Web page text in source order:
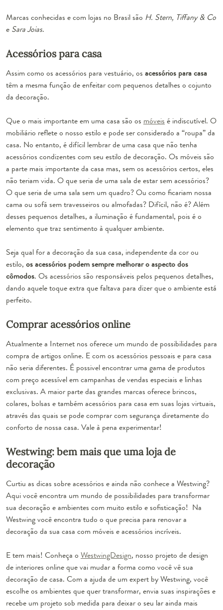
Marcas conhecidas e com lojas no Brasil são H. Stern, Tiffany & Co
e Sara Joias.
Acessórios para casa
Assim como os acessórios para vestuário, os acessórios para casa
têm a mesma função de enfeitar com pequenos detalhes o cojunto
da decoração.
Que o mais importante em uma casa são os móveis é indiscutível. O
mobiliário reflete o nosso estilo e pode ser considerado a “roupa” da
casa. No entanto, é difícil lembrar de uma casa que não tenha
acessórios condizentes com seu estilo de decoração. Os móveis são
a parte mais importante da casa mas, sem os acessórios certos, eles
não teriam vida. O que seria de uma sala de estar sem acessórios?
O que seria de uma sala sem um quadro? Ou como ficariam nossa
cama ou sofá sem travesseiros ou almofadas? Difícil, não é? Além
desses pequenos detalhes, a iluminação é fundamental, pois é o
elemento que traz sentimento à qualquer ambiente.
Seja qual for a decoração da sua casa, independente da cor ou
estilo, os acessórios podem sempre melhorar o aspecto dos
cômodos. Os acessórios são responsáveis pelos pequenos detalhes,
dando aquele toque extra que faltava para dizer que o ambiente está
perfeito.
Comprar acessórios online
Atualmente a Internet nos oferece um mundo de possibilidades para
compra de artigos online. E com os acessórios pessoais e para casa
não seria diferentes. É possivel encontrar uma gama de produtos
com preço acessível em campanhas de vendas especiais e linhas
exclusivas. A maior parte das grandes marcas oferece brincos,
colares, bolsas e também acessórios para casa em suas lojas virtuais,
através das quais se pode comprar com segurança diretamente do
conforto de nossa casa. Vale à pena experimentar!
Westwing: bem mais que uma loja de
decoração
Curtiu as dicas sobre acessórios e ainda não conhece a Westwing?
Aqui você encontra um mundo de possibilidades para transformar
sua decoração e ambientes com muito estilo e sofisticação! Na
Westwing você encontra tudo o que precisa para renovar a
decoração da sua casa com móveis e acessórios incríveis.
E tem mais! Conheça o WestwingDesign, nosso projeto de design
de interiores online que vai mudar a forma como você vê sua
decoração de casa. Com a ajuda de um expert by Westwing, você
escolhe os ambientes que quer transformar, envia suas inspirações e
recebe um projeto sob medida para deixar o seu lar ainda mais